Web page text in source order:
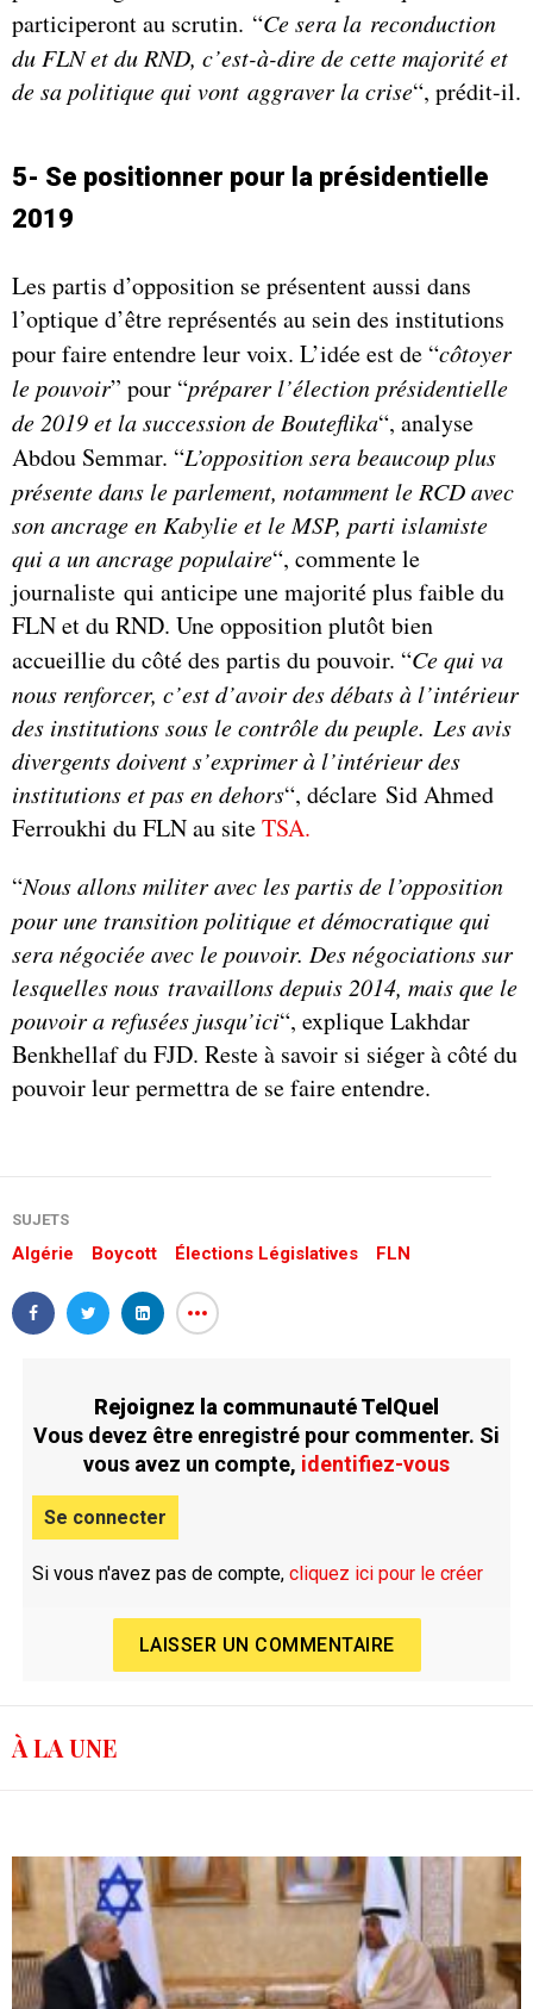
participeront au scrutin. “Ce sera la reconduction
du FLN et du RND, c’est-à-dire de cette majorité et
de sa politique qui vont aggraver la crise“, prédit-il.
5- Se positionner pour la présidentielle
2019
Les partis d’opposition se présentent aussi dans
l’optique d’être représentés au sein des institutions
pour faire entendre leur voix. L’idée est de “côtoyer
le pouvoir” pour “préparer l’élection présidentielle
de 2019 et la succession de Bouteflika“, analyse
Abdou Semmar. “L’opposition sera beaucoup plus
présente dans le parlement, notamment le RCD avec
son ancrage en Kabylie et le MSP, parti islamiste
qui a un ancrage populaire“, commente le
journaliste qui anticipe une majorité plus faible du
FLN et du RND. Une opposition plutôt bien
accueillie du côté des partis du pouvoir. “Ce qui va
nous renforcer, c’est d’avoir des débats à l’intérieur
des institutions sous le contrôle du peuple. Les avis
divergents doivent s’exprimer à l’intérieur des
institutions et pas en dehors“, déclare Sid Ahmed
Ferroukhi du FLN au siteTSA.
“Nous allons militer avec les partis de l’opposition
pour une transition politique et démocratique qui
sera négociée avec le pouvoir. Des négociations sur
lesquelles nous travaillons depuis 2014, mais que le
pouvoir a refusées jusqu’ici“, explique Lakhdar
Benkhellaf du FJD. Reste à savoir si siéger à côté du
pouvoir leur permettra de se faire entendre.
SUJETS
Algérie Boycott Élections Législatives FLN
Rejoignez la communauté TelQuel
Vous devez être enregistré pour commenter. Si
vous avez un compte, identifiez-vous
Se connecter
Si vous n'avez pas de compte, cliquez ici pour le créer
LAISSER UN COMMENTAIRE
À LA UNE